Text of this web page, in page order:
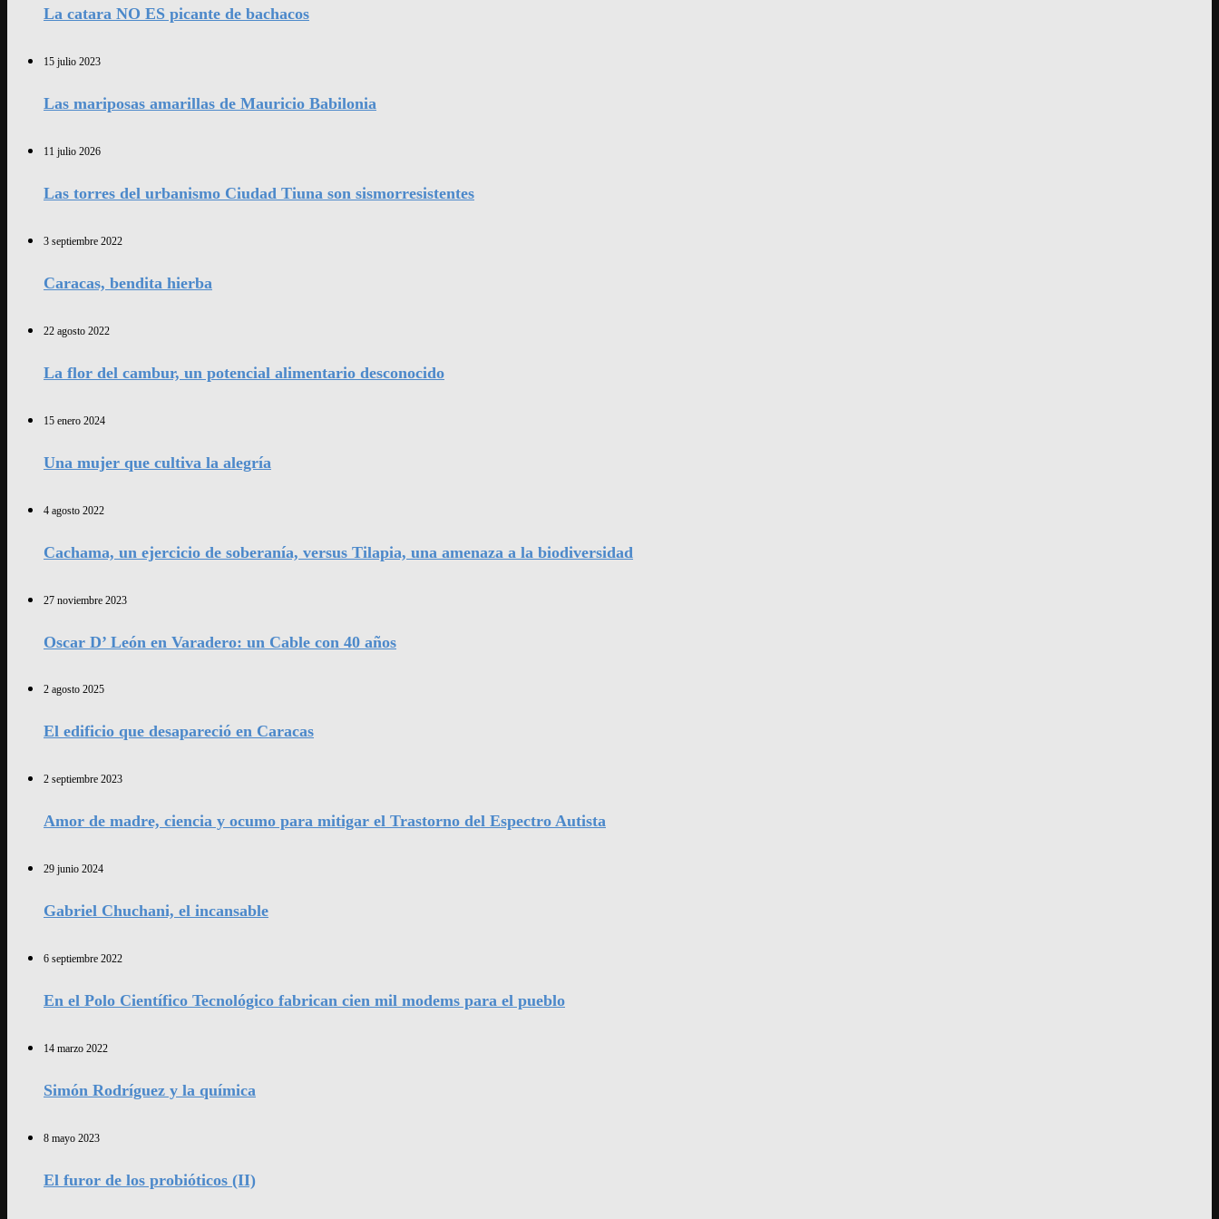
La catara NO ES picante de bachacos
15 julio 2023
Las mariposas amarillas de Mauricio Babilonia
11 julio 2026
Las torres del urbanismo Ciudad Tiuna son sismorresistentes
3 septiembre 2022
Caracas, bendita hierba
22 agosto 2022
La flor del cambur, un potencial alimentario desconocido
15 enero 2024
Una mujer que cultiva la alegría
4 agosto 2022
Cachama, un ejercicio de soberanía, versus Tilapia, una amenaza a la biodiversidad
27 noviembre 2023
Oscar D’ León en Varadero: un Cable con 40 años
2 agosto 2025
El edificio que desapareció en Caracas
2 septiembre 2023
Amor de madre, ciencia y ocumo para mitigar el Trastorno del Espectro Autista
29 junio 2024
Gabriel Chuchani, el incansable
6 septiembre 2022
En el Polo Científico Tecnológico fabrican cien mil modems para el pueblo
14 marzo 2022
Simón Rodríguez y la química
8 mayo 2023
El furor de los probióticos (II)